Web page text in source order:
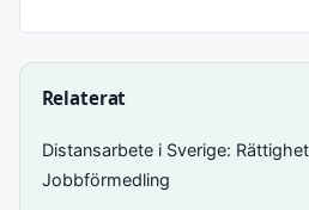
Relaterat
Distansarbete i Sverige:
Jobbförmedling